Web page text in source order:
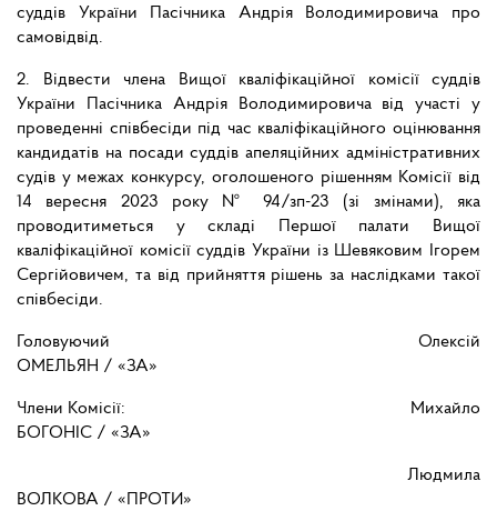
суддів України Пасічника Андрія Володимировича про
самовідвід.
2. Відвести члена Вищої кваліфікаційної комісії суддів
України Пасічника Андрія Володимировича від участі у
проведенні співбесіди під час кваліфікаційного оцінювання
кандидатів на посади суддів апеляційних адміністративних
судів у межах конкурсу, оголошеного рішенням Комісії від
14 вересня 2023 року № 94/зп-23 (зі змінами), яка
проводитиметься у складі Першої палати Вищої
кваліфікаційної комісії суддів України із Шевяковим Ігорем
Сергійовичем, та від прийняття рішень за наслідками такої
співбесіди.
Головуючий Олексій
ОМЕЛЬЯН / «ЗА»
Члени Комісії: Михайло
БОГОНІС / «ЗА»
Людмила
ВОЛКОВА / «ПРОТИ»